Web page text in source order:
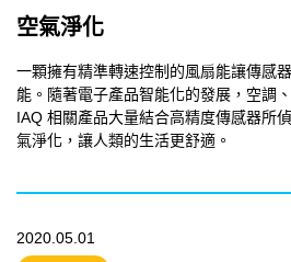
空氣淨化
一顆擁有精準轉速控制的風扇能讓傳感
能。隨著電子產品智能化的發展，空調
IAQ 相關產品大量結合高精度傳感器所
氣淨化，讓人類的生活更舒適。
2020.05.01